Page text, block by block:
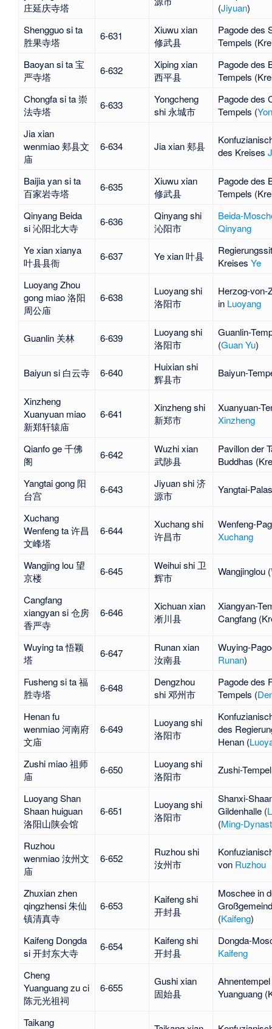
庄延庆寺塔
(Jiyuan)
Shengguo si ta
胜果寺塔
6-631
Xiuwu xian
修武县
Pagode des
Tempels
Baoyan si ta 宝
严寺塔
6-632
Xiping xian
西平县
Pagode des
Tempels
Chongfa si ta 崇
法寺塔
6-633
Yongcheng
shi 永城市
Pagode des
Tempels (
Jia xian
wenmiao 郏县文
庙
6-634 Jia xian 郏县
des Kreises
Baijia yan si ta
百家岩寺塔
6-635
Xiuwu xian
修武县
Pagode des
Tempels
Qinyang Beida
si 沁阳北大寺
6-636
Qinyang shi
沁阳市
Beida-
Qinyang
Ye xian xianya
叶县县衙
6-637 Ye xian 叶县
Kreises Ye
Luoyang Zhou
gong miao 洛阳
周公庙
6-638
Luoyang shi
洛阳市
Herzog-von-
in Luoyang
Guanlin 关林 6-639
Luoyang shi
洛阳市
Guanlin-
(Guan Yu)
Baiyun si 白云寺 6-640
Huixian shi
辉县市
Baiyun-
Xinzheng
Xuanyuan miao
新郑轩辕庙
6-641
Xinzheng shi
新郑市
Xuanyuan-
Xinzheng
Qianfo ge 千佛
阁
6-642
Wuzhi xian
武陟县
Pavillon der
Buddhas
Yangtai gong 阳
台宫
6-643
Jiyuan shi 济
源市
Yangtai-
Xuchang
Wenfeng ta 许昌
文峰塔
6-644
Xuchang shi
许昌市
Wenfeng-
Xuchang
Wangjing lou 望
京楼
6-645
Weihui shi 卫
辉市
Wangjinglou (
Cangfang
xiangyan si 仓房
香严寺
6-646
Xichuan xian
淅川县
Xiangyan-
Cangfang
Wuying ta 悟颖
塔
6-647
Runan xian
汝南县
Wuying-
Runan)
Fusheng si ta 福
胜寺塔
6-648
Dengzhou
shi 邓州市
Pagode des
Tempels (
Henan fu
wenmiao 河南府
文庙
6-649
Luoyang shi
洛阳市
des
Henan (
Zushi miao 祖师
庙
6-650
Luoyang shi
洛阳市
Zushi-
Luoyang Shan
Shaan huiguan
洛阳山陕会馆
6-651
Luoyang shi
洛阳市
Shanxi-
Gildenhalle (
(Ming-
Ruzhou
wenmiao 汝州文
庙
6-652
Ruzhou shi
汝州市
von Ruzhou
Zhuxian zhen
qingzhensi 朱仙
镇清真寺
6-653
Kaifeng shi
开封县
Moschee in
(Kaifeng)
Kaifeng Dongda
si 开封东大寺
6-654
Kaifeng shi
开封县
Dongda-
Kaifeng
Cheng
Yuanguang zu ci
陈元光祖祠
6-655
Gushi xian
固始县
Yuanguang
Taikang